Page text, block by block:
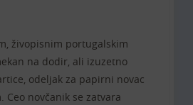
živopisnim portugalskim
na dodir, ali izuzetno
odeljak za papirni novac
novčanik se zatvara